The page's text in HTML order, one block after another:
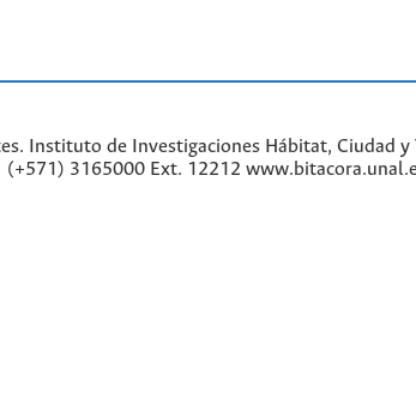
Instituto de Investigaciones Hábitat, Ciudad
3165000 Ext. 12212